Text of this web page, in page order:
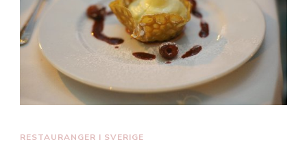
RESTAURANGER I SVERIGE